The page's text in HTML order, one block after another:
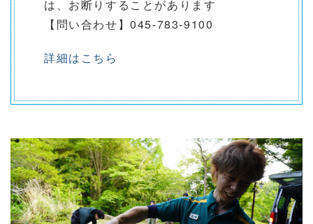
は、お断りすることがあります
【問い合わせ】045-783-9100
詳細はこちら